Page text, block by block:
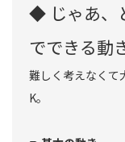
◆ じゃあ、
でできる動
難しく考えなくて
K。